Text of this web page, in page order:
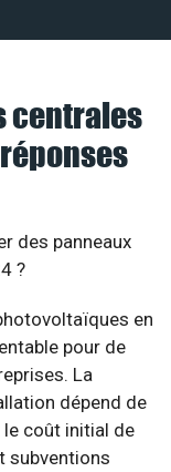
centrales
des panneaux
?
en
pour de
La
dépend de
coût initial de
subventions